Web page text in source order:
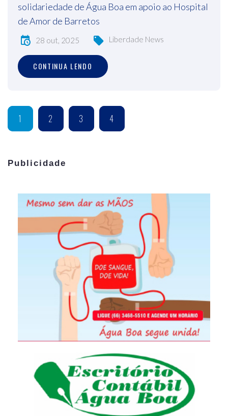
solidariedade de Água Boa em apoio ao Hospital
de Amor de Barretos
28 out, 2025 Liberdade News
CONTINUA LENDO
1 2 3 4
Publicidade